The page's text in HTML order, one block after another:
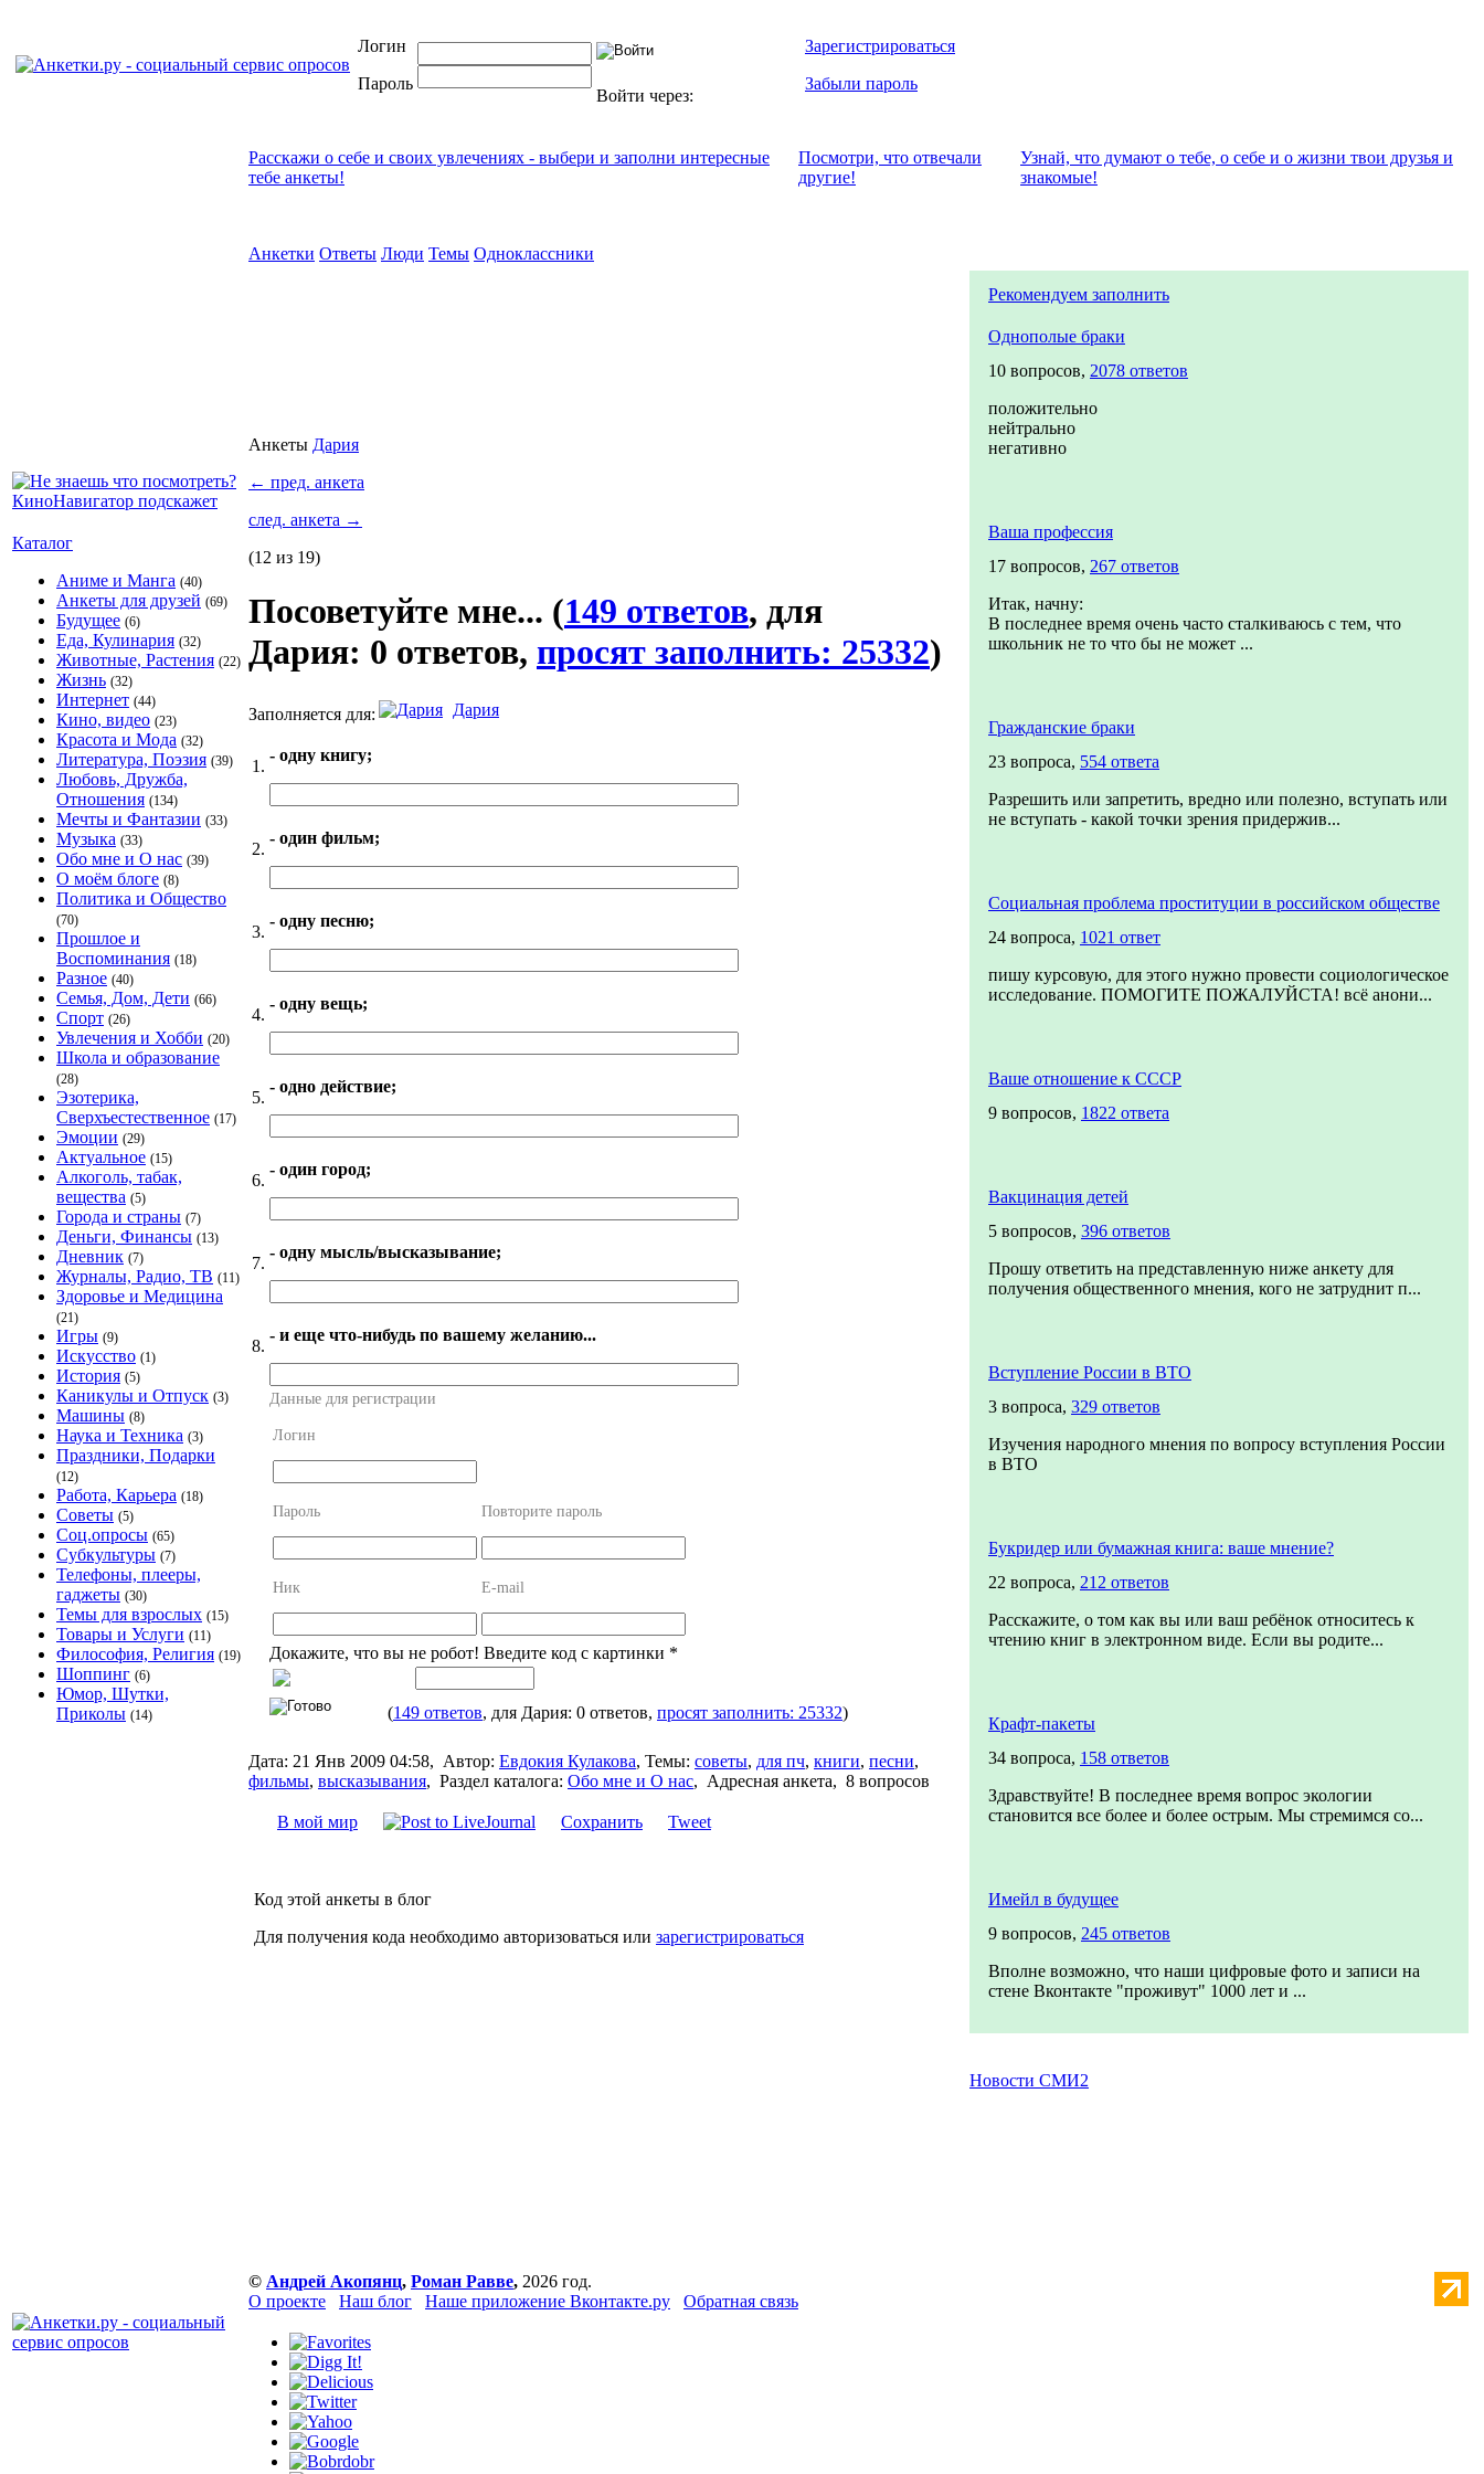
Логин
Пароль
Войти через:
Зарегистрироваться
Забыли пароль
Каталог
Аниме и Манга (40)
Анкеты для друзей (69)
Будущее (6)
Еда, Кулинария (32)
Животные, Растения (22)
Жизнь (32)
Интернет (44)
Кино, видео (23)
Красота и Мода (32)
Литература, Поэзия (39)
Любовь, Дружба,
Отношения (134)
Мечты и Фантазии (33)
Музыка (33)
Обо мне и О нас (39)
О моём блоге (8)
Политика и Общество
(70)
Прошлое и
Воспоминания (18)
Разное (40)
Семья, Дом, Дети (66)
Спорт (26)
Увлечения и Хобби (20)
Школа и образование
(28)
Эзотерика,
Сверхъестественное (17)
Эмоции (29)
Актуальное (15)
Алкоголь, табак,
вещества (5)
Города и страны (7)
Деньги, Финансы (13)
Дневник (7)
Журналы, Радио, ТВ (11)
Здоровье и Медицина
(21)
Игры (9)
Искусство (1)
История (5)
Каникулы и Отпуск (3)
Машины (8)
Наука и Техника (3)
Праздники, Подарки
(12)
Работа, Карьера (18)
Советы (5)
Соц.опросы (65)
Субкультуры (7)
Телефоны, плееры,
гаджеты (30)
Темы для взрослых (15)
Товары и Услуги (11)
Философия, Религия (19)
Шоппинг (6)
Юмор, Шутки,
Приколы (14)
Расскажи о себе и своих увлечениях - выбери и заполни интересные
тебе анкеты!
Посмотри, что отвeчали
другие!
Узнай, что думают о тебе, о себе и о жизни твои друзья и
знакомые!
Анкетки Ответы Люди Темы Одноклассники
Анкеты Дария
← пред. анкета
след. анкета →
(12 из 19)
Посоветуйте мне... (149 ответов, для
Дария: 0 ответов, просят заполнить: 25332)
Заполняется для: Дария
1.
- одну книгу;
2.
- один фильм;
3.
- одну песню;
4.
- одну вещь;
5.
- одно действие;
6.
- один город;
7.
- одну мысль/высказывание;
8.
- и еще что-нибудь по вашему желанию...
Данные для регистрации
Логин
Пароль Повторите пароль
Ник E-mail
Докажите, что вы не робот! Введите код с картинки *
(149 ответов, для Дария: 0 ответов, просят заполнить: 25332)
Дата: 21 Янв 2009 04:58, Автор: Евдокия Кулакова, Темы: советы, для пч, книги, песни,
фильмы, высказывания, Раздел каталога: Обо мне и О нас, Адресная анкета, 8 вопросов
В мой мир Сохранить Tweet
Код этой анкеты в блог
Для получения кода необходимо авторизоваться или зарегистрироваться
Рекомендуем заполнить
Однополые браки
10 вопросов, 2078 ответов
положительно
нейтрально
негативно
Ваша профессия
17 вопросов, 267 ответов
Итак, начну:
В последнее время очень часто сталкиваюсь с тем, что
школьник не то что бы не может ...
Гражданские браки
23 вопроса, 554 ответа
Разрешить или запретить, вредно или полезно, вступать или
не вступать - какой точки зрения придержив...
Социальная проблема проституции в российском обществе
24 вопроса, 1021 ответ
пишу курсовую, для этого нужно провести социологическое
исследование. ПОМОГИТЕ ПОЖАЛУЙСТА! всё анони...
Ваше отношение к СССР
9 вопросов, 1822 ответа
Вакцинация детей
5 вопросов, 396 ответов
Прошу ответить на представленную ниже анкету для
получения общественного мнения, кого не затруднит п...
Вступление России в ВТО
3 вопроса, 329 ответов
Изучения народного мнения по вопросу вступления России
в ВТО
Букридер или бумажная книга: ваше мнение?
22 вопроса, 212 ответов
Расскажите, о том как вы или ваш ребёнок относитесь к
чтению книг в электронном виде. Если вы родите...
Крафт-пакеты
34 вопроса, 158 ответов
Здравствуйте! В последнее время вопрос экологии
становится все более и более острым. Мы стремимся со...
Имейл в будущее
9 вопросов, 245 ответов
Вполне возможно, что наши цифровые фото и записи на
стене Вконтакте "проживут" 1000 лет и ...
Новости СМИ2
© Андрей Акопянц, Роман Равве, 2026 год.
О проекте
Наш блог Наше приложение Вконтакте.ру Обратная связь